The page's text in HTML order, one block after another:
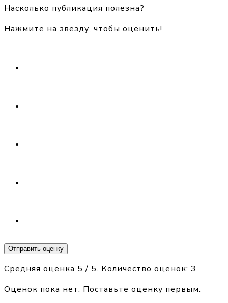
Насколько публикация полезна?
Нажмите на звезду, чтобы оценить!
Отправить оценку
Средняя оценка 5 / 5. Количество оценок: 3
Оценок пока нет. Поставьте оценку первым.